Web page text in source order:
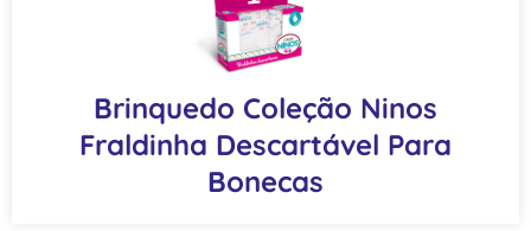
Brinquedo Coleção Ninos
Fraldinha Descartável Para
Bonecas